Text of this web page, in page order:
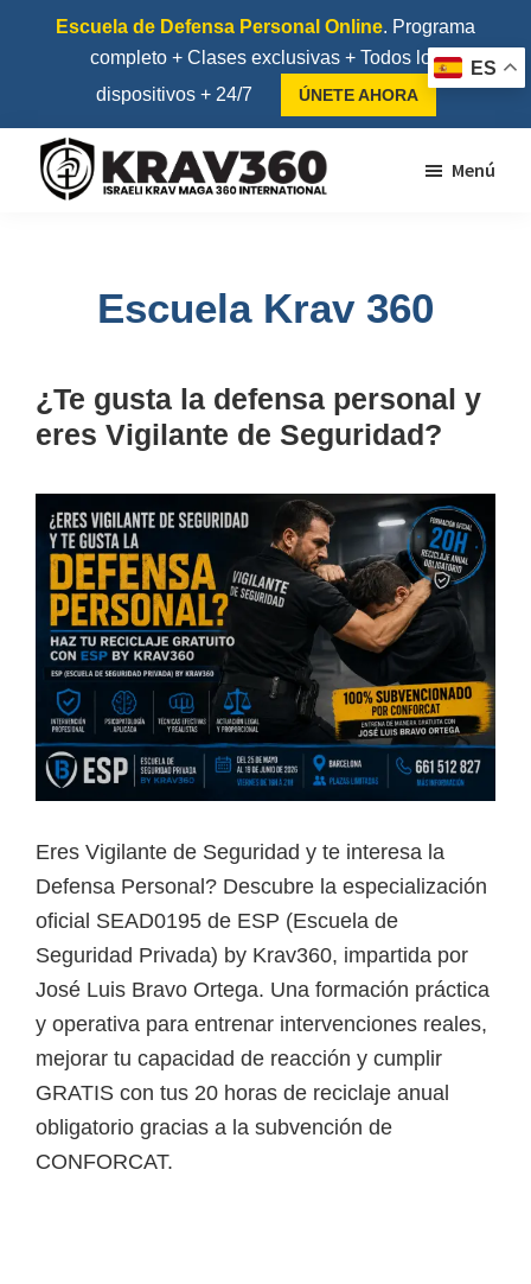
página
Escuela de Defensa Personal Online. Programa
completo + Clases exclusivas + Todos los
dispositivos + 24/7
ÚNETE AHORA
Kapap
Menú
Escuela Krav 360
¿Te gusta la defensa personal y
eres Vigilante de Seguridad?
Eres Vigilante de Seguridad y te interesa la
Defensa Personal? Descubre la especialización
oficial SEAD0195 de ESP (Escuela de
Seguridad Privada) by Krav360, impartida por
José Luis Bravo Ortega. Una formación práctica
y operativa para entrenar intervenciones reales,
mejorar tu capacidad de reacción y cumplir
GRATIS con tus 20 horas de reciclaje anual
obligatorio gracias a la subvención de
CONFORCAT.
ES